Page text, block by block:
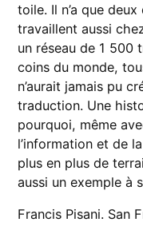
toile. Il n’a que
travaillent aussi
un réseau de 1 500
coins du monde,
n’aurait jamais pu
traduction. Une
pourquoi, même
l’information et de
plus en plus de
aussi un exemple à
Francis Pisani. San